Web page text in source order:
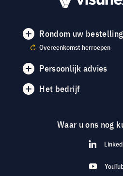
Rondom uw bestelling
Overeenkomst herroepen
Persoonlijk advies
Het bedrijf
Waar u ons nog